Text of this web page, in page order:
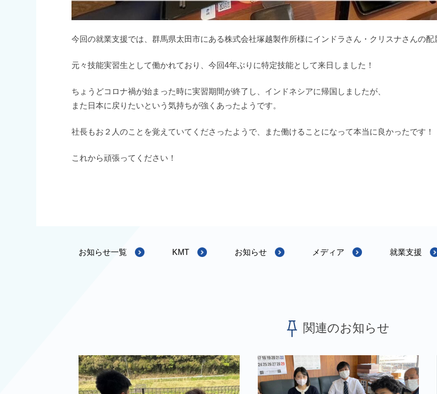
今回の就業支援では、群馬県太田市にある株式会社塚越製作所様にインドラさん・クリスナさんの配
元々技能実習生として働かれており、今回4年ぶりに特定技能として来日しました！
ちょうどコロナ禍が始まった時に実習期間が終了し、インドネシアに帰国しましたが、
また日本に戻りたいという気持ちが強くあったようです。
社長もお２人のことを覚えていてくださったようで、また働けることになって本当に良かったです！
これから頑張ってください！
お知らせ一覧 KMT お知らせ メディア 就業支援
関連のお知らせ